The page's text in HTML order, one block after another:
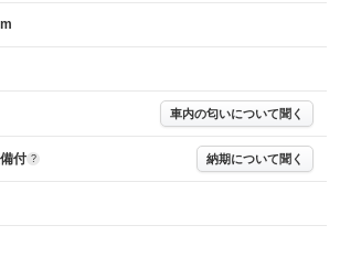
定書をご確認ください。
スではございません。購入時は必ず現車をご確認
ディションチェックシートにつきましては、形式
までも記載している鑑定日の鑑定結果となりま
は各販売店へお問い合わせ下さい。
車内の匂いについて聞く
付 ? 納期について聞く